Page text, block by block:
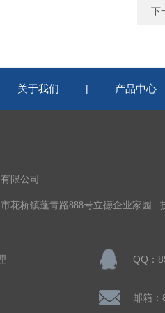
下
关于我们 | 产品中心
限公司
花桥镇蓬青路888号立德企业家园
QQ：
邮箱